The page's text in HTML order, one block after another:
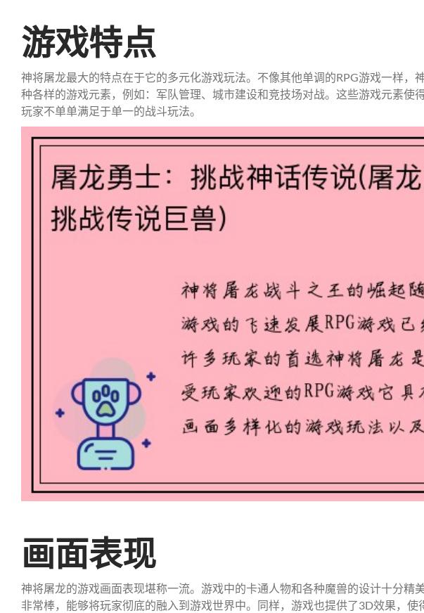
游戏特点
神将屠龙最大的特点在于它的多元化游戏玩法。不像其他单调的RPG游戏一样，
种各样的游戏元素，例如：军队管理、城市建设和竞技场对战。这些游戏元素使
玩家不单单满足于单一的战斗玩法。
画面表现
神将屠龙的游戏画面表现堪称一流。游戏中的卡通人物和各种魔兽的设计十分精
非常棒，能够将玩家彻底的融入到游戏世界中。同样，游戏也提供了3D效果，使